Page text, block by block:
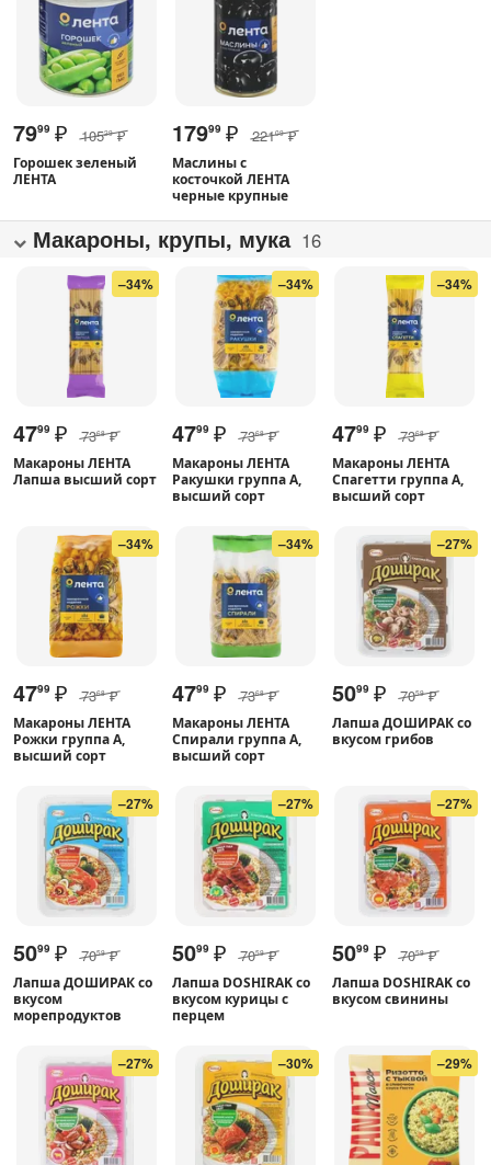
7999 ₽ 10529 ₽
Горошек зеленый
ЛЕНТА
17999 ₽ 22109 ₽
Маслины с
косточкой ЛЕНТА
черные крупные
Макароны, крупы, мука 16
–34%
4799 ₽ 7368 ₽
Макароны ЛЕНТА
Лапша высший сорт
–34%
4799 ₽ 7368 ₽
Макароны ЛЕНТА
Ракушки группа А,
высший сорт
–34%
4799 ₽ 7368 ₽
Макароны ЛЕНТА
Спагетти группа А,
высший сорт
–34%
4799 ₽ 7368 ₽
Макароны ЛЕНТА
Рожки группа А,
высший сорт
–34%
4799 ₽ 7368 ₽
Макароны ЛЕНТА
Спирали группа А,
высший сорт
–27%
5099 ₽ 7059 ₽
Лапша ДОШИРАК со
вкусом грибов
–27%
5099 ₽ 7059 ₽
Лапша ДОШИРАК со
вкусом
морепродуктов
–27%
5099 ₽ 7059 ₽
Лапша DOSHIRAK со
вкусом курицы с
перцем
–27%
5099 ₽ 7059 ₽
Лапша DOSHIRAK со
вкусом свинины
–27% –30% –29%